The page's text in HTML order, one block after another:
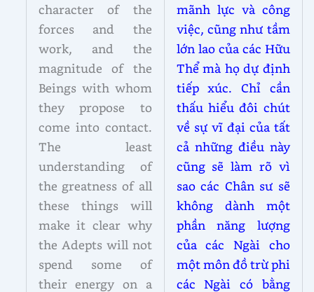
character of the
forces and the
work, and the
magnitude of the
Beings with whom
they propose to
come into contact.
The least
understanding of
the greatness of all
these things will
make it clear why
the Adepts will not
spend some of
their energy on a
mãnh lực và công
việc, cũng như tầm
lớn lao của các Hữu
Thể mà họ dự định
tiếp xúc. Chỉ cần
thấu hiểu đôi chút
về sự vĩ đại của tất
cả những điều này
cũng sẽ làm rõ vì
sao các Chân sư sẽ
không dành một
phần năng lượng
của các Ngài cho
một môn đồ trừ phi
các Ngài có bằng